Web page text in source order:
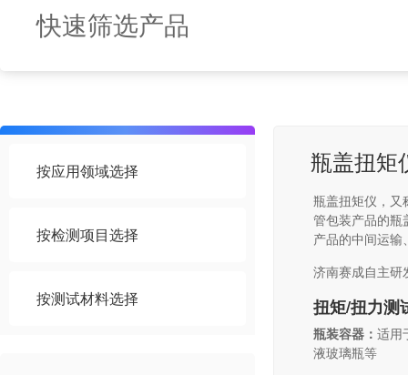
快速筛选产品
按应用领域选择
按检测项目选择
按测试材料选择
瓶盖扭矩
瓶盖扭矩仪，又
管包装产品的瓶
产品的中间运
济南赛成自主研
扭矩/扭力测
瓶装容器： 适用
液玻璃瓶等